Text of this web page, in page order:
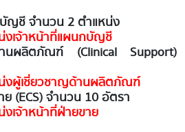
ญชี จำนวน 2 ตำแหน่ง
งเจ้าหน้าที่แผนกบัญชี
นผลิตภัณฑ์ (Clinical Support)
น่งผู้เชี่ยวชาญด้านผลิตภัณฑ์
(ECS) จำนวน 10 อัตรา​
งเจ้าหน้าที่ฝ่ายขาย